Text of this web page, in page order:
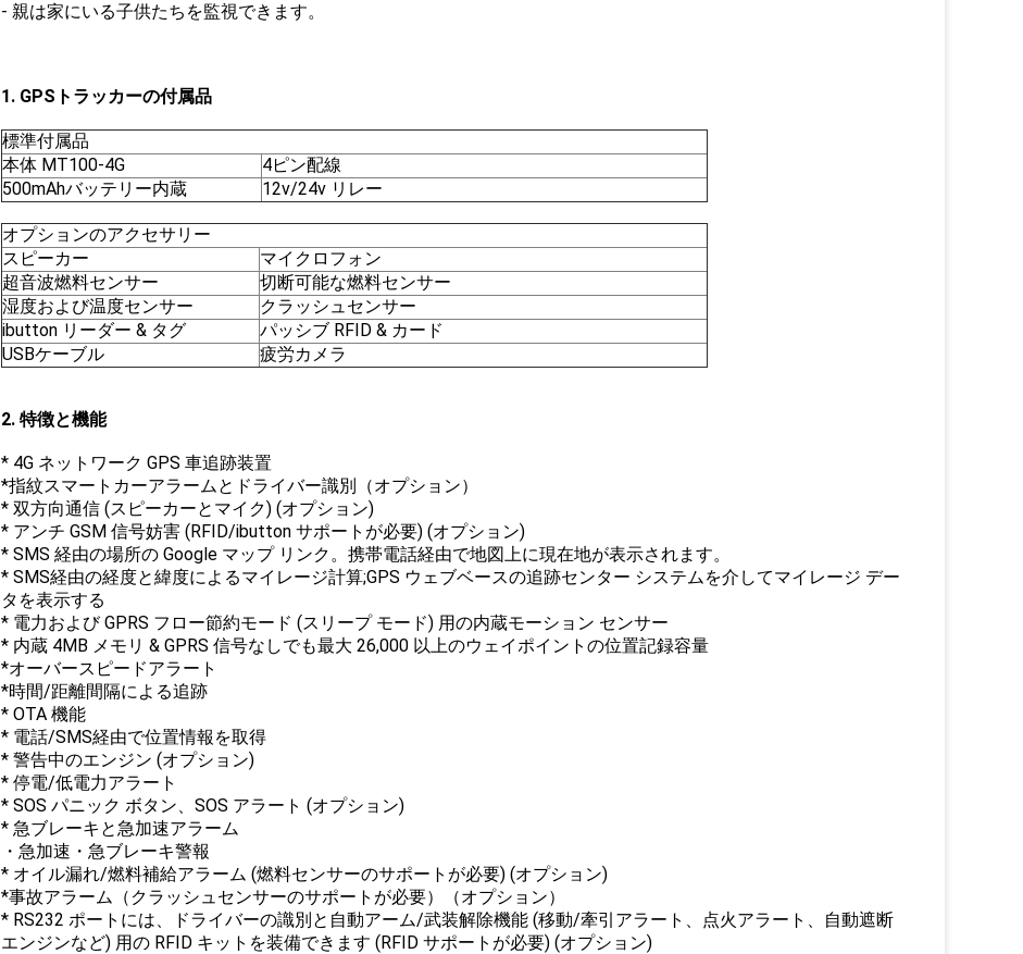
- 親は家にいる子供たちを監視できます。
1. GPSトラッカーの付属品
標準付属品
本体 MT100-4G
4ピン配線
500mAhバッテリー内蔵
12v/24v リレー
オプションのアクセサリー
スピーカー
マイクロフォン
超音波燃料センサー
切断可能な燃料センサー
湿度および温度センサー
クラッシュセンサー
ibutton リーダー & タグ
パッシブ RFID & カード
USBケーブル
疲労カメラ
2. 特徴と機能
* 4G ネットワーク GPS 車追跡装置
*指紋スマートカーアラームとドライバー識別（オプション）
* 双方向通信 (スピーカーとマイク) (オプション)
* アンチ GSM 信号妨害 (RFID/ibutton サポートが必要) (オプション)
* SMS 経由の場所の Google マップ リンク。携帯電話経由で地図上に現在地が表示されます。
* SMS経由の経度と緯度によるマイレージ計算;GPS ウェブベースの追跡センター システムを介してマイレージ デー
タを表示する
* 電力および GPRS フロー節約モード (スリープ モード) 用の内蔵モーション センサー
* 内蔵 4MB メモリ & GPRS 信号なしでも最大 26,000 以上のウェイポイントの位置記録容量
*オーバースピードアラート
*時間/距離間隔による追跡
* OTA 機能
* 電話/SMS経由で位置情報を取得
* 警告中のエンジン (オプション)
* 停電/低電力アラート
* SOS パニック ボタン、SOS アラート (オプション)
* 急ブレーキと急加速アラーム
・急加速・急ブレーキ警報
* オイル漏れ/燃料補給アラーム (燃料センサーのサポートが必要) (オプション)
*事故アラーム（クラッシュセンサーのサポートが必要）（オプション）
* RS232 ポートには、ドライバーの識別と自動アーム/武装解除機能 (移動/牽引アラート、点火アラート、自動遮断
エンジンなど) 用の RFID キットを装備できます (RFID サポートが必要) (オプション)